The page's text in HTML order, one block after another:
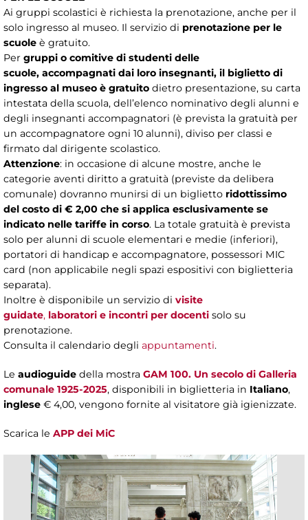
Ai gruppi scolastici è richiesta la prenotazione, anche per il
solo ingresso al museo. Il servizio di prenotazione per le
scuole è gratuito.
Per gruppi o comitive di studenti delle
scuole, accompagnati dai loro insegnanti, il biglietto di
ingresso al museo è gratuito dietro presentazione, su carta
intestata della scuola, dell’elenco nominativo degli alunni e
degli insegnanti accompagnatori (è prevista la gratuità per
un accompagnatore ogni 10 alunni), diviso per classi e
firmato dal dirigente scolastico.
Attenzione: in occasione di alcune mostre, anche le
categorie aventi diritto a gratuità (previste da delibera
comunale) dovranno munirsi di un biglietto ridottissimo
del costo di € 2,00 che si applica esclusivamente se
indicato nelle tariffe in corso. La totale gratuità è prevista
solo per alunni di scuole elementari e medie (inferiori),
portatori di handicap e accompagnatore, possessori MIC
card (non applicabile negli spazi espositivi con biglietteria
separata).
Inoltre è disponibile un servizio di visite
guidate, laboratori e incontri per docenti solo su
prenotazione.
Consulta il calendario degli appuntamenti.
Le audioguide della mostra GAM 100. Un secolo di Galleria
comunale 1925-2025, disponibili in biglietteria in Italiano,
inglese € 4,00, vengono fornite al visitatore già igienizzate.
Scarica le APP dei MiC